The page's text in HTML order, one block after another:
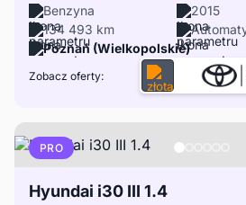
Benzyna
2015
134 493 km
Poznań (Wielkopolskie)
Zobacz oferty:
PRO
Hyundai i30 III 1.4